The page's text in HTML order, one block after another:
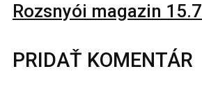
Rozsnyói magazin
PRIDAŤ KOMENTÁR